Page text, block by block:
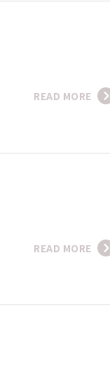
READ MORE
READ MORE